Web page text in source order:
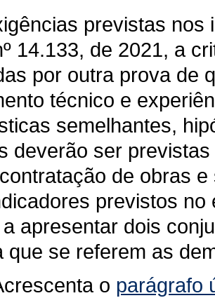
previstas
14.133, de 2021, a
por outra prova de
técnico e
semelhantes,
deverão ser
de obras
previstos
apresentar dois
que se referem as
o parágrafo